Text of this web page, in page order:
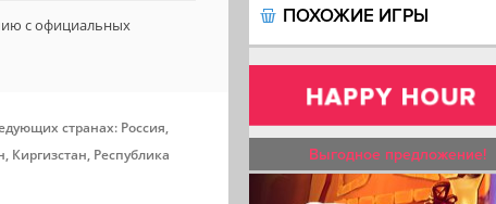
с официальных
странах: Россия,
Киргизстан, Республика
ПОХОЖИЕ ИГРЫ
Выгодное предложение!